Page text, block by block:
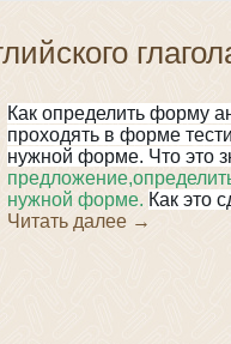
Как определить форму
проходять в форме
нужной форме. Что это
предложение,
нужной форме. Как это
Читать далее →